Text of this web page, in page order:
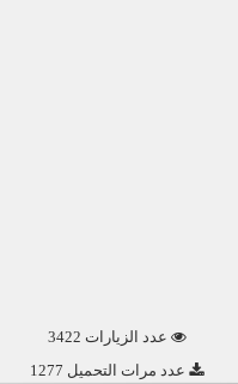
عدد الزيارات 3422
عدد مرات التحميل 1277